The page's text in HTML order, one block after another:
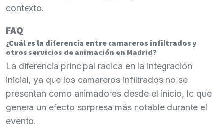
contexto.
FAQ
¿Cuál es la diferencia entre camareros infiltrados y
otros servicios de animación en Madrid?
La diferencia principal radica en la integración
inicial, ya que los camareros infiltrados no se
presentan como animadores desde el inicio, lo que
genera un efecto sorpresa más notable durante el
evento.